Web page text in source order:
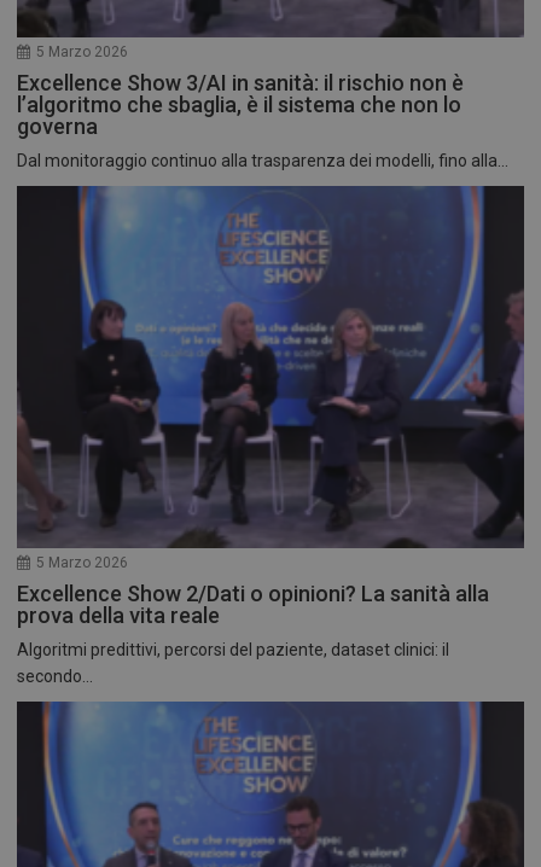
5 Marzo 2026
Excellence Show 3/AI in sanità: il rischio non è
l’algoritmo che sbaglia, è il sistema che non lo
governa
Dal monitoraggio continuo alla trasparenza dei modelli, fino alla...
5 Marzo 2026
Excellence Show 2/Dati o opinioni? La sanità alla
prova della vita reale
Algoritmi predittivi, percorsi del paziente, dataset clinici: il
secondo...